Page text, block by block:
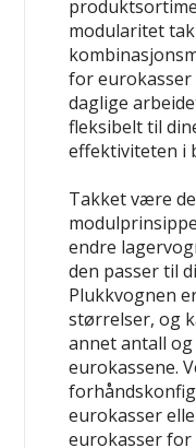
modularitet
for
daglige
fleksibelt til
effektiviteten i
Takket være
endre
den passer til
Plukkvognen
størrelser, og
annet antall
eurokassene.
eurokasser
eurokasser for